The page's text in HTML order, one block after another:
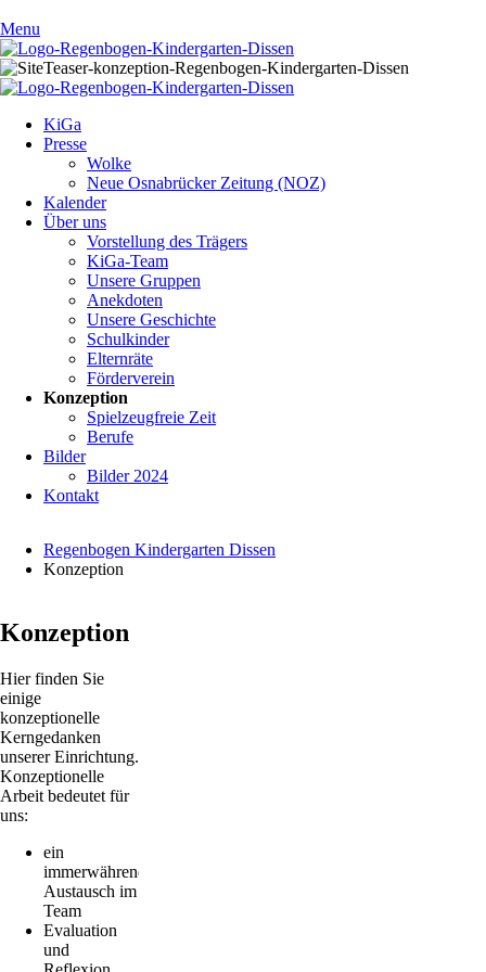
Menu
überspringen
KiGa
Presse
Wolke
Neue Osnabrücker Zeitung (NOZ)
Kalender
Über uns
Vorstellung des Trägers
KiGa-Team
Unsere Gruppen
Anekdoten
Unsere Geschichte
Schulkinder
Elternräte
Förderverein
Konzeption
Spielzeugfreie Zeit
Berufe
Bilder
Bilder 2024
Kontakt
Regenbogen Kindergarten Dissen
Konzeption
Presse
Neue
Zeitung
(NOZ)
Kalender
Über
uns
KiGa-
Team
Gruppen
Konzeption
Hier finden Sie
einige
konzeptionelle
Kerngedanken
unserer Einrichtung.
Konzeptionelle
Arbeit bedeutet für
uns:
ein
immerwährender
Austausch im
Team
Evaluation
und